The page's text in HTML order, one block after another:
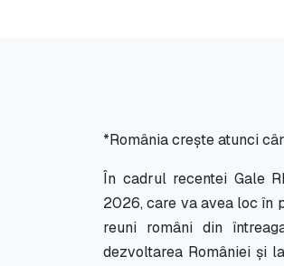
*România crește atunci
În cadrul recentei Gale
2026, care va avea loc în
reuni români din
dezvoltarea României și